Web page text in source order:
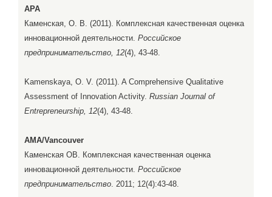
APA
Каменская, О. В. (2011). Комплексная качественная оценка
инновационной деятельности. Российское
предпринимательство, 12(4), 43-48.
Kamenskaya, O. V. (2011). A Comprehensive Qualitative
Assessment of Innovation Activity. Russian Journal of
Entrepreneurship, 12(4), 43-48.
AMA/Vancouver
Каменская ОВ. Комплексная качественная оценка
инновационной деятельности. Российское
предпринимательство. 2011; 12(4):43-48.